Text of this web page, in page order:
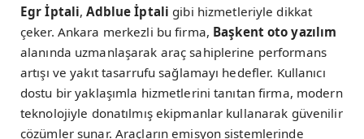
Egr İptali,Adblue İptali gibi hizmetleriyle dikkat
çeker. Ankara merkezli bu firma, Başkent oto yazılım
alanında uzmanlaşarak araç sahiplerine performans
artışı ve yakıt tasarrufu sağlamayı hedefler. Kullanıcı
dostu bir yaklaşımla hizmetlerini tanıtan firma, modern
teknolojiyle donatılmış ekipmanlar kullanarak güvenilir
çözümler sunar. Araçların emisyon sistemlerinde